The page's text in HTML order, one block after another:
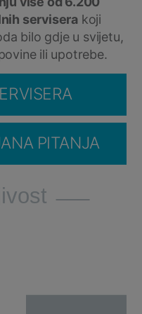
servisera koji
bilo gdje u svijetu,
ili upotrebe.
PITANJA